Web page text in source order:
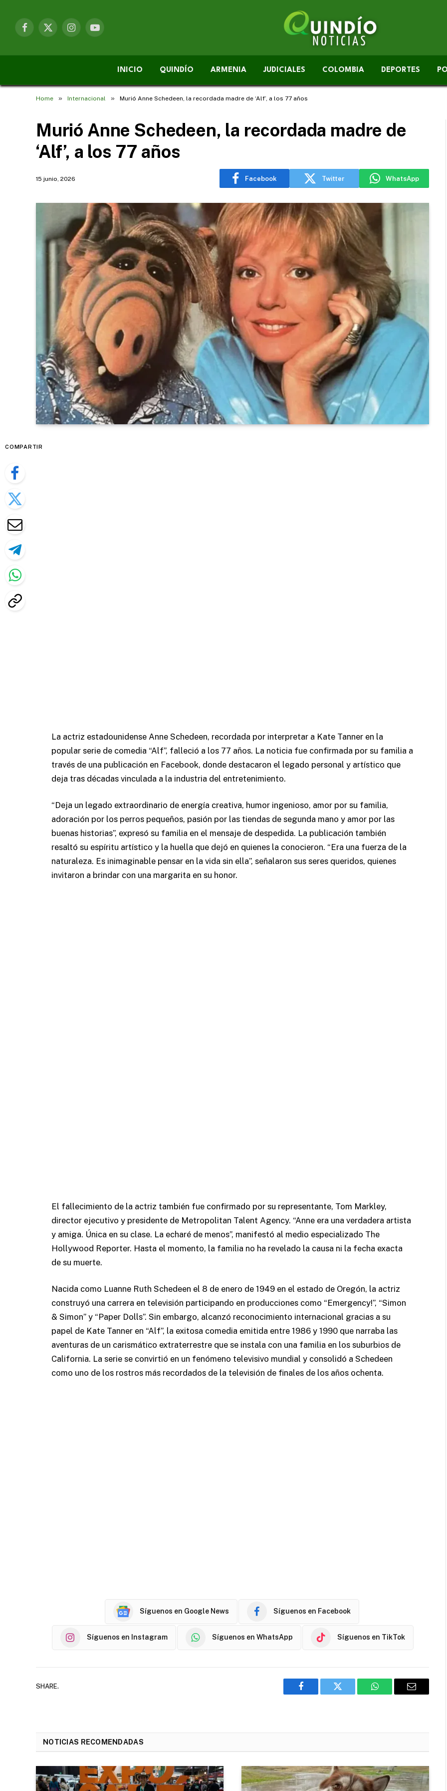
Facebook
X
InstagramYouTube
INICIO QUINDÍO ARMENIA JUDICIALES COLOMBIA DEPORTES
Home » Internacional » Murió Anne Schedeen, la recordada madre de ‘Alf’, a los 77 años
Murió Anne Schedeen, la recordada madre de
‘Alf’, a los 77 años
15 junio, 2026 Facebook Twitter WhatsApp
COMPARTIR
La actriz estadounidense Anne Schedeen, recordada por interpretar a Kate Tanner en la
popular serie de comedia “Alf”, falleció a los 77 años. La noticia fue confirmada por su familia a
través de una publicación en Facebook, donde destacaron el legado personal y artístico que
deja tras décadas vinculada a la industria del entretenimiento.
“Deja un legado extraordinario de energía creativa, humor ingenioso, amor por su familia,
adoración por los perros pequeños, pasión por las tiendas de segunda mano y amor por las
buenas historias”, expresó su familia en el mensaje de despedida. La publicación también
resaltó su espíritu artístico y la huella que dejó en quienes la conocieron. “Era una fuerza de la
naturaleza. Es inimaginable pensar en la vida sin ella”, señalaron sus seres queridos, quienes
invitaron a brindar con una margarita en su honor.
El fallecimiento de la actriz también fue confirmado por su representante, Tom Markley,
director ejecutivo y presidente de Metropolitan Talent Agency. “Anne era una verdadera artista
y amiga. Única en su clase. La echaré de menos”, manifestó al medio especializado The
Hollywood Reporter. Hasta el momento, la familia no ha revelado la causa ni la fecha exacta
de su muerte.
Nacida como Luanne Ruth Schedeen el 8 de enero de 1949 en el estado de Oregón, la actriz
construyó una carrera en televisión participando en producciones como “Emergency!”, “Simon
& Simon” y “Paper Dolls”. Sin embargo, alcanzó reconocimiento internacional gracias a su
papel de Kate Tanner en “Alf”, la exitosa comedia emitida entre 1986 y 1990 que narraba las
aventuras de un carismático extraterrestre que se instala con una familia en los suburbios de
California. La serie se convirtió en un fenómeno televisivo mundial y consolidó a Schedeen
como uno de los rostros más recordados de la televisión de finales de los años ochenta.
Síguenos en Google News Síguenos en Facebook
Síguenos en Instagram Síguenos en WhatsApp Síguenos en TikTok
SHARE.
Facebook Twitter WhatsAppEmail
NOTICIAS RECOMENDADAS